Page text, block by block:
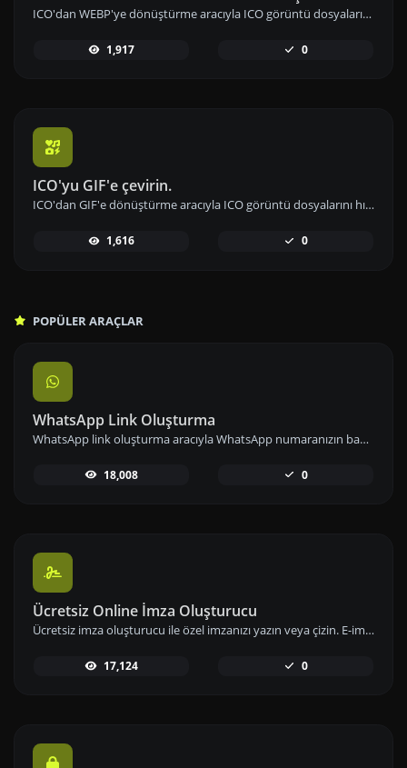
ICO'dan WEBP'ye dönüştürme aracıyla ICO görüntü dosyalarını hızlıca WEBP formatına çevirin ve sıkıştırmayı optimize edin.
1,917 0
ICO'yu GIF'e çevirin.
ICO'dan GIF'e dönüştürme aracıyla ICO görüntü dosyalarını hızla GIF formatına çevirin ve animasyonlar oluşturun.
1,616 0
POPÜLER ARAÇLAR
WhatsApp Link Oluşturma
WhatsApp link oluşturma aracıyla WhatsApp numaranızın bağlantısını önceden tanımlanmış mesajlarla paylaşarak iletişimi kolaylaştırın.
18,008 0
Ücretsiz Online İmza Oluşturucu
Ücretsiz imza oluşturucu ile özel imzanızı yazın veya çizin. E-imzanızı hızlıca oluşturup indirerek dijital imzanızı hemen kullanıma alabilirsiniz.
17,124 0